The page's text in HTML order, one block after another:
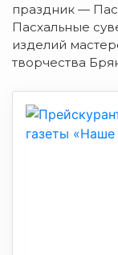
праздник —
Пасхальные
изделий
творчества